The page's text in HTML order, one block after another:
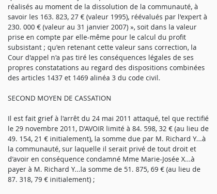
réalisés au moment de la dissolution de la communauté, à
savoir les 163. 823, 27 € (valeur 1995), réévalués par l'expert à
230. 000 € (valeur au 31 janvier 2007) », soit dans la valeur
prise en compte par elle-même pour le calcul du profit
subsistant ; qu'en retenant cette valeur sans correction, la
Cour d'appel n'a pas tiré les conséquences légales de ses
propres constatations au regard des dispositions combinées
des articles 1437 et 1469 alinéa 3 du code civil.
SECOND MOYEN DE CASSATION
Il est fait grief à l'arrêt du 24 mai 2011 attaqué, tel que rectifié
le 29 novembre 2011, D'AVOIR limité à 84. 598, 32 € (au lieu de
49. 154, 21 € initialement), la somme due par M. Richard Y...à
la communauté, sur laquelle il serait privé de tout droit et
d'avoir en conséquence condamné Mme Marie-Josée X...à
payer à M. Richard Y...la somme de 51. 875, 69 € (au lieu de
87. 318, 79 € initialement) ;